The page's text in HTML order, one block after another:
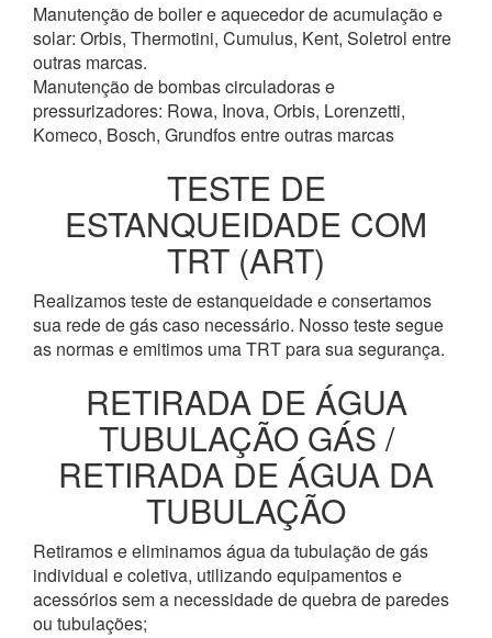
Manutenção de boiler e aquecedor de acumulação e
solar: Orbis, Thermotini, Cumulus, Kent, Soletrol entre
outras marcas.
Manutenção de bombas circuladoras e
pressurizadores: Rowa, Inova, Orbis, Lorenzetti,
Komeco, Bosch, Grundfos entre outras marcas
TESTE DE
ESTANQUEIDADE COM
TRT (ART)
Realizamos teste de estanqueidade e consertamos
sua rede de gás caso necessário. Nosso teste segue
as normas e emitimos uma TRT para sua segurança.
RETIRADA DE ÁGUA
TUBULAÇÃO GÁS /
RETIRADA DE ÁGUA DA
TUBULAÇÃO
Retiramos e eliminamos água da tubulação de gás
individual e coletiva, utilizando equipamentos e
acessórios sem a necessidade de quebra de paredes
ou tubulações;